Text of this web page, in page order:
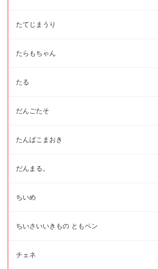
たてじまうり
たらもちゃん
たる
だんごたそ
たんばこまおき
だんまる。
ちいめ
ちいさいいきもの ともペン
チェネ